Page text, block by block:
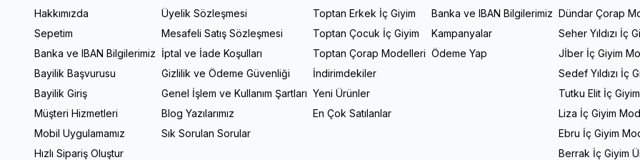
Hakkımızda
Sepetim
Banka ve IBAN Bilgilerimiz
Bayilik Başvurusu
Bayilik Giriş
Müşteri Hizmetleri
Mobil Uygulamamız
Hızlı Sipariş Oluştur
Üyelik Sözleşmesi
Mesafeli Satış Sözleşmesi
İptal ve İade Koşulları
Gizlilik ve Ödeme Güvenliği
Genel İşlem ve Kullanım Şartları
Blog Yazılarımız
Sık Sorulan Sorular
Toptan Erkek İç Giyim
Toptan Çocuk İç Giyim
Toptan Çorap Modelleri
İndirimdekiler
Yeni Ürünler
En Çok Satılanlar
Banka ve IBAN Bilgilerimiz
Kampanyalar
Ödeme Yap
Dündar Çorap
Seher Yıldızı İç
Jİber İç Giyim
Sedef Yıldızı İç
Tutku Elit İç
Liza İç Giyim
Ebru İç Giyim
Berrak İç Giyim